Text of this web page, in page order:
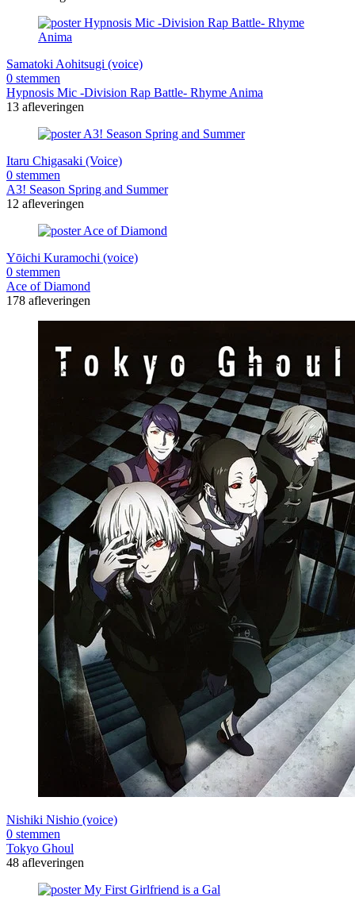
Samatoki Aohitsugi (voice)
0 stemmen
Hypnosis Mic -Division Rap Battle- Rhyme Anima
13 afleveringen
Itaru Chigasaki (Voice)
0 stemmen
A3! Season Spring and Summer
12 afleveringen
Yōichi Kuramochi (voice)
0 stemmen
Ace of Diamond
178 afleveringen
Nishiki Nishio (voice)
0 stemmen
Tokyo Ghoul
48 afleveringen